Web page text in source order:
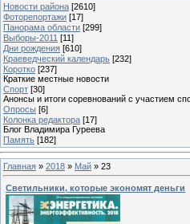
Новости района [2610]
Фоторепортажи [17]
Панорама области [299]
Выборы-2011 [11]
Дни рождения [610]
Краеведческий календарь [232]
Коротко [237]
Краткие местные новости
Спорт [30]
Анонсы и итоги соревнований с участием
Опросы [6]
Колонка редактора [17]
Блог Владимира Гуреева
Память [182]
Главная » 2018 » Май » 23
Светильники, которые экономят деньги